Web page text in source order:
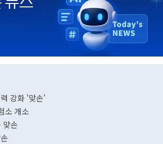
강화 '맞손'
소 개소
맞손